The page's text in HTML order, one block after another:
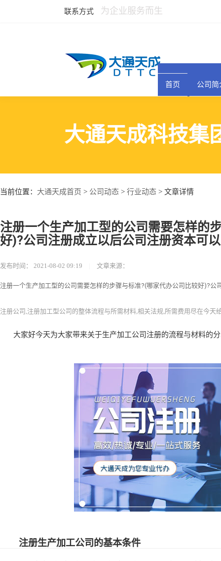
联系方式 为企业服务而生
首页 公司简
大通天成科技集
当前位置： 大通天成首页 > 公司动态 > 行业动态 > 文章详情
注册一个生产加工型的公司需要怎样的
好)?公司注册成立以后公司注册资本可
发布时间： 2021-08-02 09:19 文章来源：
注册一个生产加工型的公司需要怎样的步骤与标准?(哪家代办公司比较好)?公
注册公司,注册加工型公司的整体流程与所需材料,相关法规,所需费用尽在今天
大家好今天为大家带来关于生产加工公司注册的流程与材料的
注册生产加工公司的基本条件